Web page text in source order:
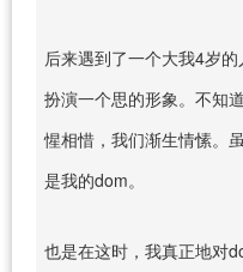
后来遇到了一个大我4岁
扮演一个思的形象。不知
惺相惜，我们渐生情愫。
是我的dom。
也是在这时，我真正地对